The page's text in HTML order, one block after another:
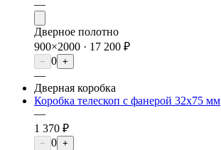
—
Дверное полотно
900×2000 · 17 200 ₽
− 0 +
—
Дверная коробка
Коробка телескоп с фанерой 32х75 мм
—
1 370 ₽
− 0 +